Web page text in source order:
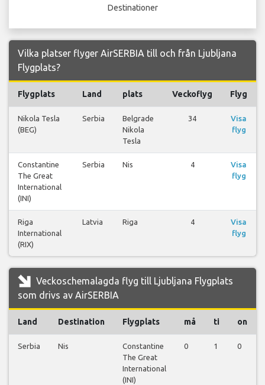
Destinationer
Vilka platser flyger AirSERBIA till och från Ljubljana
Flygplats?
Flygplats Land plats Veckoflyg Flyg
Nikola Tesla
(BEG)
Serbia
Belgrade
Nikola
Tesla
34
Visa
flyg
Constantine
The Great
International
(INI)
Serbia Nis 4
Visa
flyg
Riga
International
(RIX)
Latvia Riga 4
Visa
flyg
Veckoschemalagda flyg till Ljubljana Flygplats
som drivs av AirSERBIA
Land Destination Flygplats må ti on
Serbia Nis
Constantine
The Great
International
(INI)
0 1 0